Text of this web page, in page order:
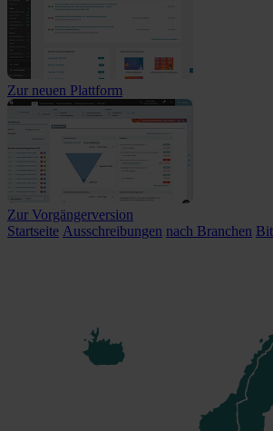
Zur neuen Plattform
Zur Vorgängerversion
Startseite Ausschreibungen nach Branchen